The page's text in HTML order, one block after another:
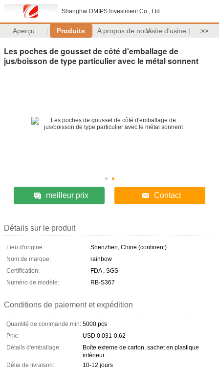
Shanghai DMIPS Investment Co., Ltd
Aperçu Produits A propos de nousVisite d'usine >>
Les poches de gousset de côté d'emballage de
jus/boisson de type particulier avec le métal sonnent
meilleur prix Contact
Détails sur le produit
Lieu d'origine:
Shenzhen, Chine (continent)
Nom de marque:
rainbow
Certification:
FDA , SGS
Numéro de modèle:
RB-S367
Conditions de paiement et expédition
Quantité de commande min: 5000 pcs
Prix:
USD 0.031-0.62
Détails d'emballage:
Boîte externe de carton, sachet en plastique
intérieur
Délai de livraison:
10-12 jours